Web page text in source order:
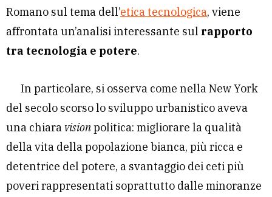
Romano sul tema dell’etica tecnologica, viene
affrontata un’analisi interessante sul rapporto
tra tecnologia e potere.
In particolare, si osserva come nella New York
del secolo scorso lo sviluppo urbanistico aveva
una chiara visionpolitica: migliorare la qualità
della vita della popolazione bianca, più ricca e
detentrice del potere, a svantaggio dei ceti più
poveri rappresentati soprattutto dalle minoranze